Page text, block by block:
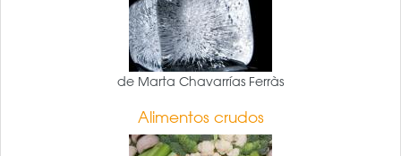
de Marta Chavarrías Ferràs
Alimentos crudos